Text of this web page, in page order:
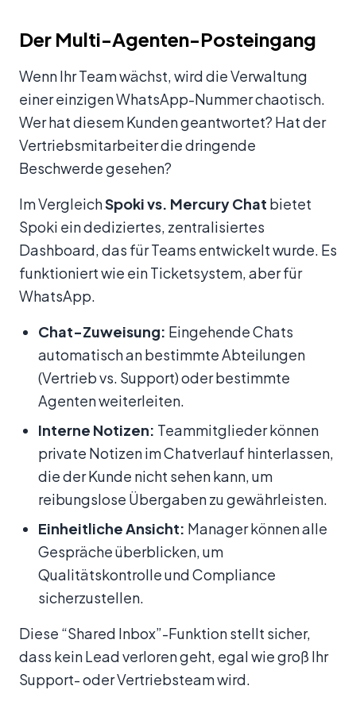
Der Multi-Agenten-Posteingang
Wenn Ihr Team wächst, wird die Verwaltung
einer einzigen WhatsApp-Nummer chaotisch.
Wer hat diesem Kunden geantwortet? Hat der
Vertriebsmitarbeiter die dringende
Beschwerde gesehen?
Im VergleichSpoki vs. Mercury Chat bietet
Spoki ein dediziertes, zentralisiertes
Dashboard, das für Teams entwickelt wurde. Es
funktioniert wie ein Ticketsystem, aber für
WhatsApp.
Chat-Zuweisung: Eingehende Chats
automatisch an bestimmte Abteilungen
(Vertrieb vs. Support) oder bestimmte
Agenten weiterleiten.
Interne Notizen: Teammitglieder können
private Notizen im Chatverlauf hinterlassen,
die der Kunde nicht sehen kann, um
reibungslose Übergaben zu gewährleisten.
Einheitliche Ansicht: Manager können alle
Gespräche überblicken, um
Qualitätskontrolle und Compliance
sicherzustellen.
Diese “Shared Inbox”-Funktion stellt sicher,
dass kein Lead verloren geht, egal wie groß Ihr
Support- oder Vertriebsteam wird.